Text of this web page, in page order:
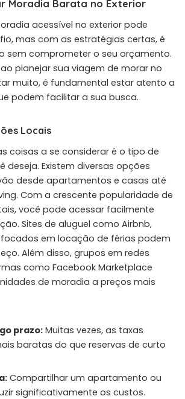
Moradia Barata no Exterior
acessível no exterior pode
mas com as estratégias certas, é
sem comprometer o seu orçamento.
planejar sua viagem de morar no
muito, é fundamental estar atento a
podem facilitar a sua busca.
Locais
coisas a se considerar é o tipo de
deseja. Existem diversas opções
desde apartamentos e casas até
Com a crescente popularidade de
você pode acessar facilmente
Sites de aluguel como Airbnb,
em locação de férias podem
Além disso, grupos em redes
como Facebook Marketplace
de moradia a preços mais
prazo: Muitas vezes, as taxas
baratas do que reservas de curto
Compartilhar um apartamento ou
significativamente os custos.